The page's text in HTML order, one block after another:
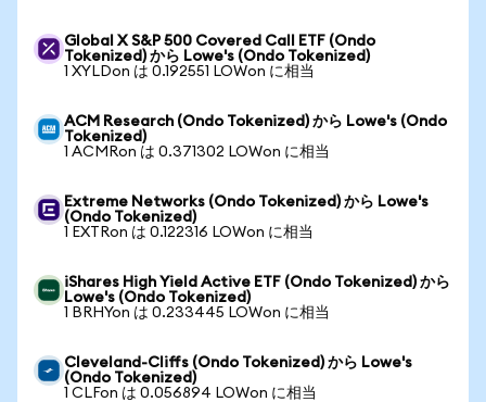
Global X S&P 500 Covered Call ETF (Ondo
Tokenized) から Lowe's (Ondo Tokenized)
1 XYLDon は 0.192551 LOWon に相当
ACM Research (Ondo Tokenized) から Lowe's (Ondo
Tokenized)
1 ACMRon は 0.371302 LOWon に相当
Extreme Networks (Ondo Tokenized) から Lowe's
(Ondo Tokenized)
1 EXTRon は 0.122316 LOWon に相当
iShares High Yield Active ETF (Ondo Tokenized) から
Lowe's (Ondo Tokenized)
1 BRHYon は 0.233445 LOWon に相当
Cleveland-Cliffs (Ondo Tokenized) から Lowe's
(Ondo Tokenized)
1 CLFon は 0.056894 LOWon に相当